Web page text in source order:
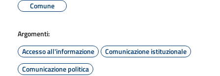
Comune
Argomenti:
Accesso all'informazione
Comunicazione istituzionale
Comunicazione politica